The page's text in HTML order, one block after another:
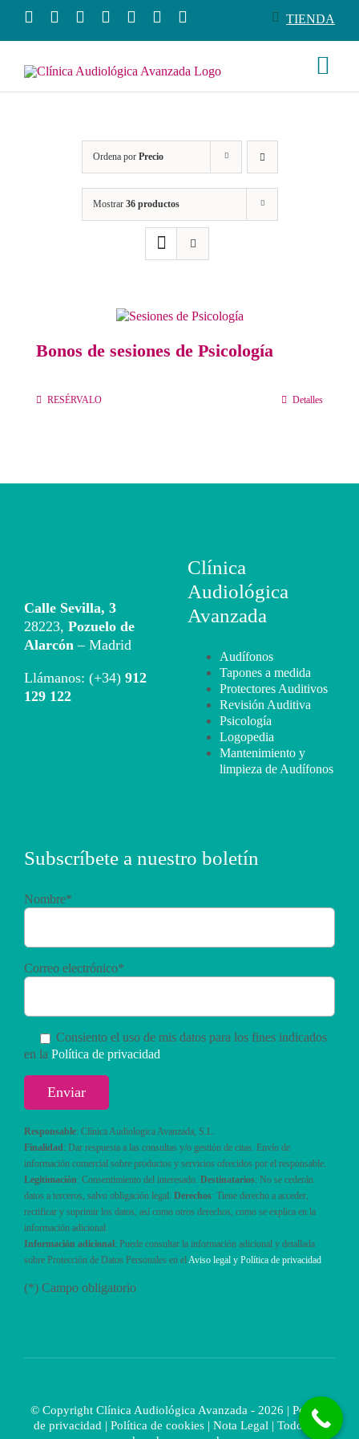
contenido
TIENDA
Ordena por Precio
Mostrar 36 productos
Bonos de sesiones de Psicología
RESÉRVALO Detalles
Calle Sevilla, 3
28223, Pozuelo de
Alarcón – Madrid
Llámanos: (+34) 912
129 122
Clínica
Audiológica
Avanzada
Audífonos
Tapones a medida
Protectores Auditivos
Revisión Auditiva
Psicología
Logopedia
Mantenimiento y
limpieza de Audífonos
Subscríbete a nuestro boletín
Nombre*
Correo electrónico*
Consiento el uso de mis datos para los fines indicados
en la Política de privacidad
Responsable: Clínica Audiologica Avanzada, S.L.
Finalidad: Dar respuesta a las consultas y/o gestión de citas. Envío de
información comercial sobre productos y servicios ofrecidos por el responsable.
Legitimación: Consentimiento del interesado. Destinatarios: No se cederán
datos a terceros, salvo obligación legal. Derechos: Tiene derecho a acceder,
rectificar y suprimir los datos, así como otros derechos, como se explica en la
información adicional
Información adicional: Puede consultar la información adicional y detallada
sobre Protección de Datos Personales en el Aviso legal y Política de privacidad
(*) Campo obligatorio
© Copyright Clínica Audiológica Avanzada - 2026 | Política
de privacidad | Política de cookies | Nota Legal | Todos los